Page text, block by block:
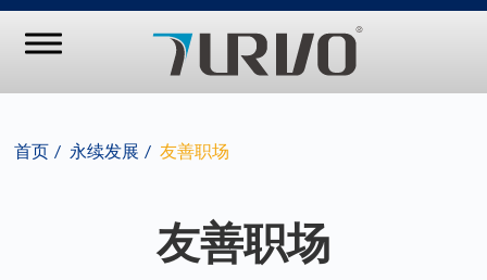
首页 永续发展 友善职场
友善职场